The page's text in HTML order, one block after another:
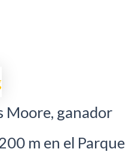
Moore, ganador
m en el Parque